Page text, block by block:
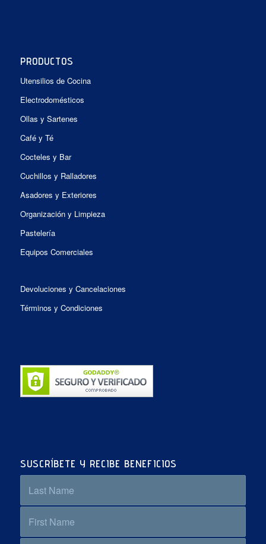
PRODUCTOS
Utensilios de Cocina
Electrodomésticos
Ollas y Sartenes
Café y Té
Cocteles y Bar
Cuchillos y Ralladores
Asadores y Exteriores
Organización y Limpieza
Pastelería
Equipos Comerciales
Devoluciones y Cancelaciones
Términos y Condiciones
SUSCRÍBETE Y RECIBE BENEFICIOS